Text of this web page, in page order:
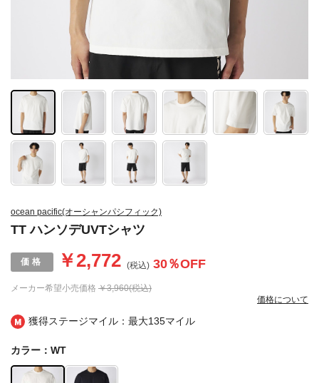
獲得ステージマイル：最大135マイル
ocean pacific(オーシャンパシフィック)
TT ハンソデUVTシャツ
メーカー希望小売価格 ￥3,960(税込)
￥2,772 (税込) 30％OFF
価格について
カラー：WT